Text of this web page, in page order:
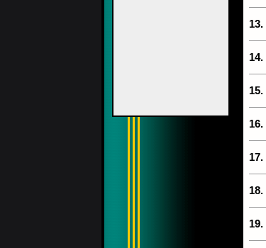
13.
14.
15.
16.
17.
18.
19.